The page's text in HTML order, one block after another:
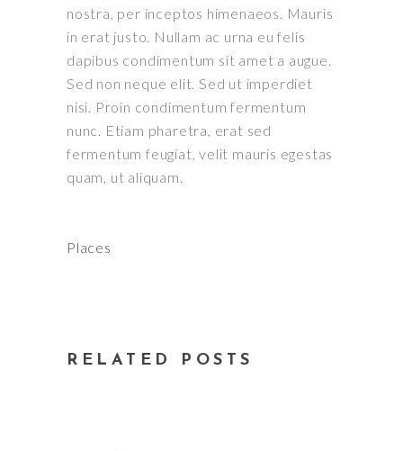
nostra, per inceptos himenaeos. Mauris
in erat justo. Nullam ac urna eu felis
dapibus condimentum sit amet a augue.
Sed non neque elit. Sed ut imperdiet
nisi. Proin condimentum fermentum
nunc. Etiam pharetra, erat sed
fermentum feugiat, velit mauris egestas
quam, ut aliquam.
Places
RELATED POSTS